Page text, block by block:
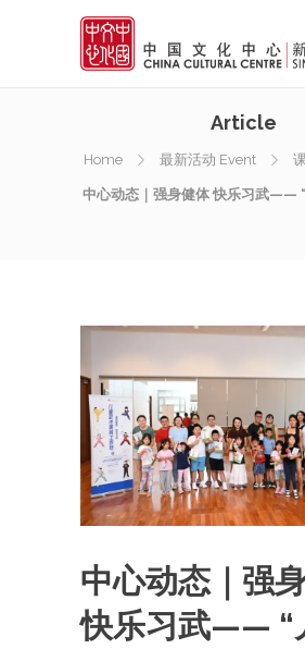
Article
Home 最新活动 Event
中心动态｜强身健体 快乐习武——
中心动态｜强
快乐习武—— “